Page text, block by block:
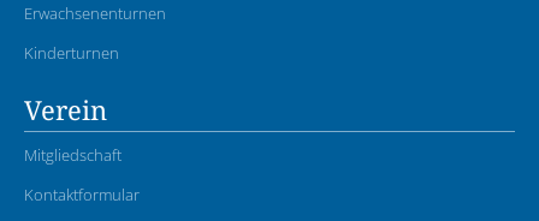
Erwachsenenturnen
Kinderturnen
Verein
Mitgliedschaft
Kontaktformular